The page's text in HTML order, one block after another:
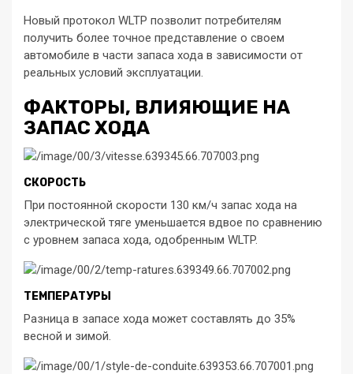
Новый протокол WLTP позволит потребителям
получить более точное представление о своем
автомобиле в части запаса хода в зависимости от
реальных условий эксплуатации.
ФАКТОРЫ, ВЛИЯЮЩИЕ НА
ЗАПАС ХОДА
СКОРОСТЬ
При постоянной скорости 130 км/ч запас хода на
электрической тяге уменьшается вдвое по сравнению
с уровнем запаса хода, одобренным WLTP.
ТЕМПЕРАТУРЫ
Разница в запасе хода может составлять до 35%
весной и зимой.